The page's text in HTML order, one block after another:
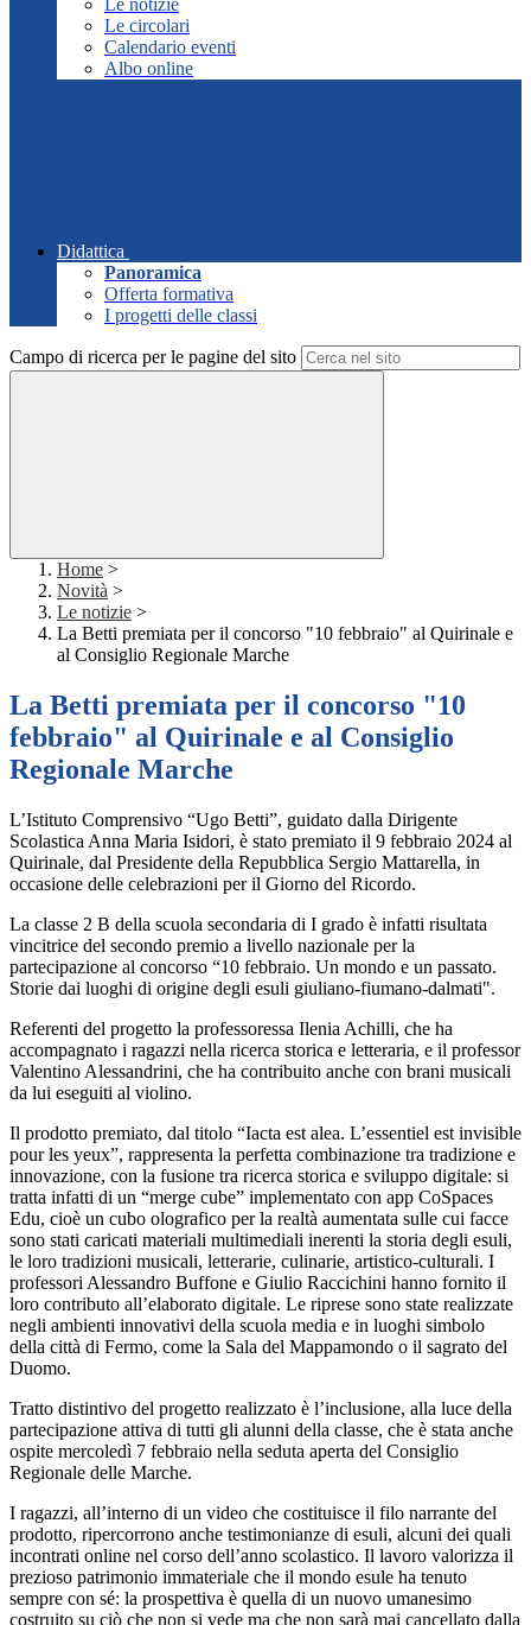
Le notizie
Le circolari
Calendario eventi
Albo online
Didattica
Panoramica
Offerta formativa
I progetti delle classi
Campo di ricerca per le pagine del sito
Home >
Novità >
Le notizie >
La Betti premiata per il concorso "10 febbraio" al Quirinale e
al Consiglio Regionale Marche
La Betti premiata per il concorso "10
febbraio" al Quirinale e al Consiglio
Regionale Marche
L’Istituto Comprensivo “Ugo Betti”, guidato dalla Dirigente
Scolastica Anna Maria Isidori, è stato premiato il 9 febbraio 2024 al
Quirinale, dal Presidente della Repubblica Sergio Mattarella, in
occasione delle celebrazioni per il Giorno del Ricordo.
La classe 2 B della scuola secondaria di I grado è infatti risultata
vincitrice del secondo premio a livello nazionale per la
partecipazione al concorso “10 febbraio. Un mondo e un passato.
Storie dai luoghi di origine degli esuli giuliano-fiumano-dalmati".
Referenti del progetto la professoressa Ilenia Achilli, che ha
accompagnato i ragazzi nella ricerca storica e letteraria, e il professor
Valentino Alessandrini, che ha contribuito anche con brani musicali
da lui eseguiti al violino.
Il prodotto premiato, dal titolo “Iacta est alea. L’essentiel est invisible
pour les yeux”, rappresenta la perfetta combinazione tra tradizione e
innovazione, con la fusione tra ricerca storica e sviluppo digitale: si
tratta infatti di un “merge cube” implementato con app CoSpaces
Edu, cioè un cubo olografico per la realtà aumentata sulle cui facce
sono stati caricati materiali multimediali inerenti la storia degli esuli,
le loro tradizioni musicali, letterarie, culinarie, artistico-culturali. I
professori Alessandro Buffone e Giulio Raccichini hanno fornito il
loro contributo all’elaborato digitale. Le riprese sono state realizzate
negli ambienti innovativi della scuola media e in luoghi simbolo
della città di Fermo, come la Sala del Mappamondo o il sagrato del
Duomo.
Tratto distintivo del progetto realizzato è l’inclusione, alla luce della
partecipazione attiva di tutti gli alunni della classe, che è stata anche
ospite mercoledì 7 febbraio nella seduta aperta del Consiglio
Regionale delle Marche.
I ragazzi, all’interno di un video che costituisce il filo narrante del
prodotto, ripercorrono anche testimonianze di esuli, alcuni dei quali
incontrati online nel corso dell’anno scolastico. Il lavoro valorizza il
prezioso patrimonio immateriale che il mondo esule ha tenuto
sempre con sé: la prospettiva è quella di un nuovo umanesimo
costruito su ciò che non si vede ma che non sarà mai cancellato dalla